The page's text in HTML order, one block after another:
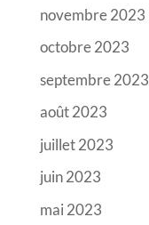
novembre 2023
octobre 2023
septembre 2023
août 2023
juillet 2023
juin 2023
mai 2023